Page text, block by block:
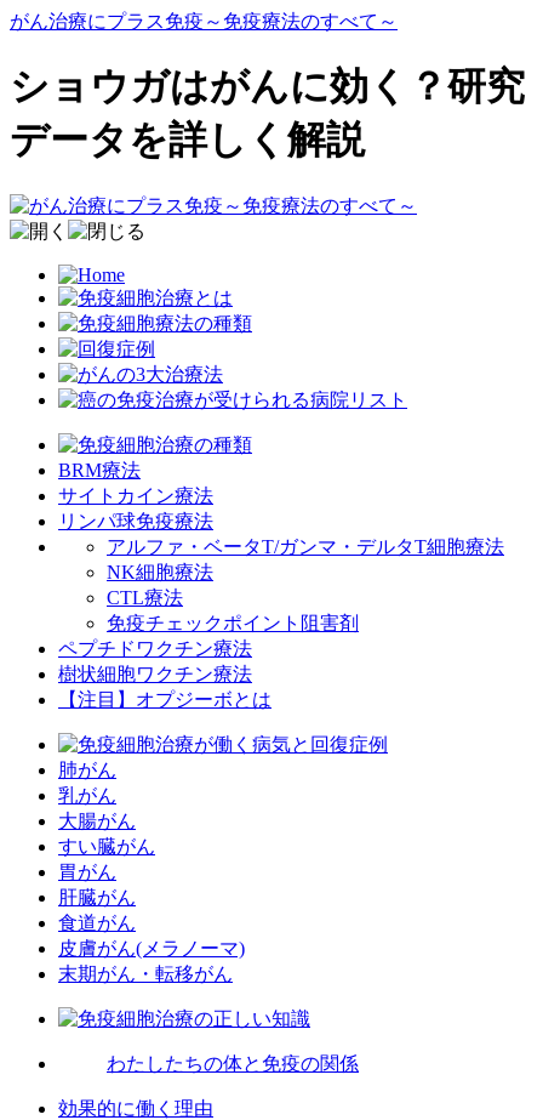
がん治療にプラス免疫～免疫療法のすべて～
ショウガはがんに効く？研究
データを詳しく解説
BRM療法
サイトカイン療法
リンパ球免疫療法
アルファ・ベータT/ガンマ・デルタT細胞療法
NK細胞療法
CTL療法
免疫チェックポイント阻害剤
ペプチドワクチン療法
樹状細胞ワクチン療法
【注目】オプジーボとは
肺がん
乳がん
大腸がん
すい臓がん
胃がん
肝臓がん
食道がん
皮膚がん(メラノーマ)
末期がん・転移がん
わたしたちの体と免疫の関係
効果的に働く理由